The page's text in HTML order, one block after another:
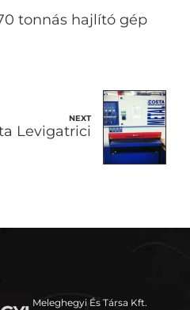
tonnás hajlító gép
NEXT
Levigatrici
Meleghegyi És Társa Kft.